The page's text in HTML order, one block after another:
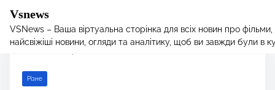
Vsnews
VSNews – Ваша віртуальна сторінка для всіх новин про
найсвіжіші новини, огляди та аналітику, щоб ви завжди були в
Home/Різне/ Просування українських сайтів за допомогою
Різне